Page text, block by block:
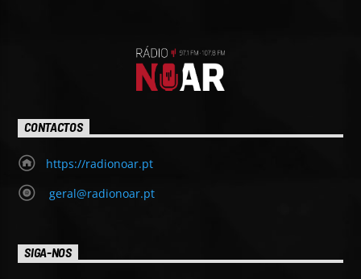
CONTACTOS
https://radionoar.pt
geral@radionoar.pt
SIGA-NOS